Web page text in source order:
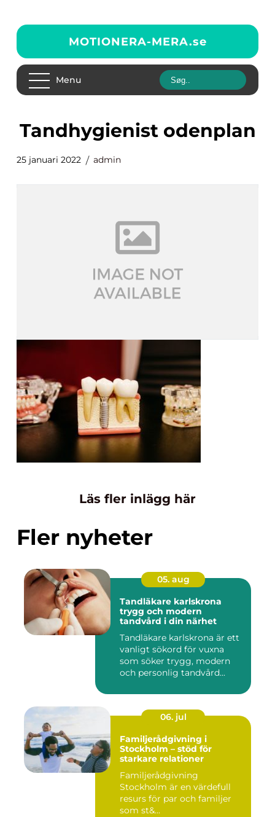
MOTIONERA-MERA.se
Menu
Tandhygienist odenplan
25 januari 2022 admin
Läs fler inlägg här
Fler nyheter
05. aug
Tandläkare karlskrona
trygg och modern
tandvård i din närhet
Tandläkare karlskrona är ett
vanligt sökord för vuxna
som söker trygg, modern
och personlig tandvård...
06. jul
Familjerådgivning i
Stockholm – stöd för
starkare relationer
Familjerådgivning
Stockholm är en värdefull
resurs för par och familjer
som st&...